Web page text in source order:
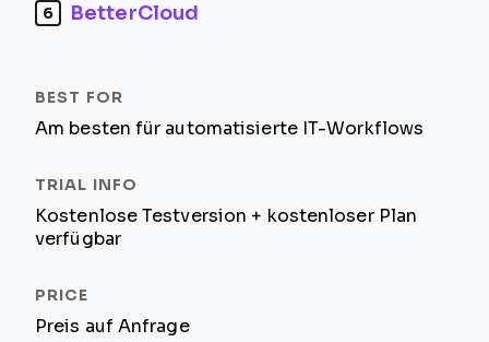
6 BetterCloud
Am besten für automatisierte IT-Workflows
Kostenlose Testversion + kostenloser Plan
verfügbar
Preis auf Anfrage